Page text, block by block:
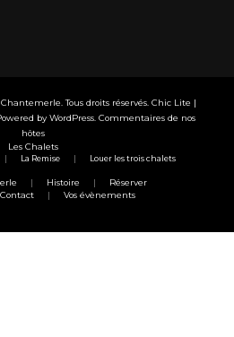
Chantemerle . Tous droits réservés. Chic Lite |
by WordPress Commentaires de nos
hôtes
Les Chalets
La Remise
Louer les trois chalets
Histoire
Réserver
Contact
Vos évènements